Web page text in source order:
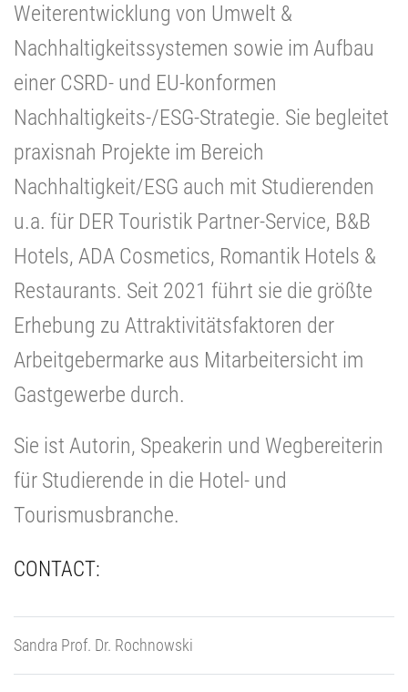
Weiterentwicklung von Umwelt &
Nachhaltigkeitssystemen sowie im Aufbau
einer CSRD- und EU-konformen
Nachhaltigkeits-/ESG-Strategie. Sie begleitet
praxisnah Projekte im Bereich
Nachhaltigkeit/ESG auch mit Studierenden
u.a. für DER Touristik Partner-Service, B&B
Hotels, ADA Cosmetics, Romantik Hotels &
Restaurants. Seit 2021 führt sie die größte
Erhebung zu Attraktivitätsfaktoren der
Arbeitgebermarke aus Mitarbeitersicht im
Gastgewerbe durch.
Sie ist Autorin, Speakerin und Wegbereiterin
für Studierende in die Hotel- und
Tourismusbranche.
CONTACT:
Sandra Prof. Dr. Rochnowski